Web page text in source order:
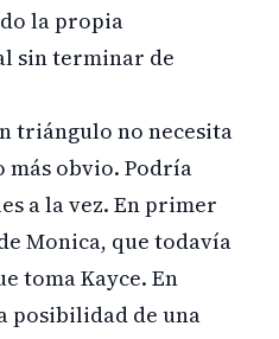
la propia
sin terminar de
triángulo no necesita
obvio. Podría
a la vez. En primer
Monica, que todavía
toma Kayce. En
posibilidad de una